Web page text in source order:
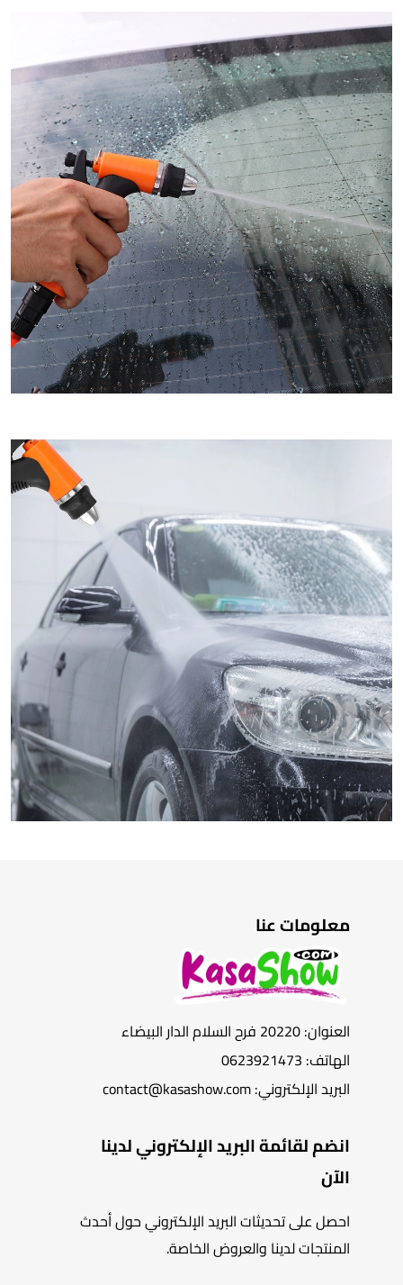
معلومات عنا
العنوان: 20220 فرح السلام الدار البيضاء
الهاتف: 0623921473
البريد الإلكتروني: contact@kasashow.com
انضم لقائمة البريد الإلكتروني لدينا
الآن
احصل على تحديثات البريد الإلكتروني حول أحدث
المنتجات لدينا والعروض الخاصة.